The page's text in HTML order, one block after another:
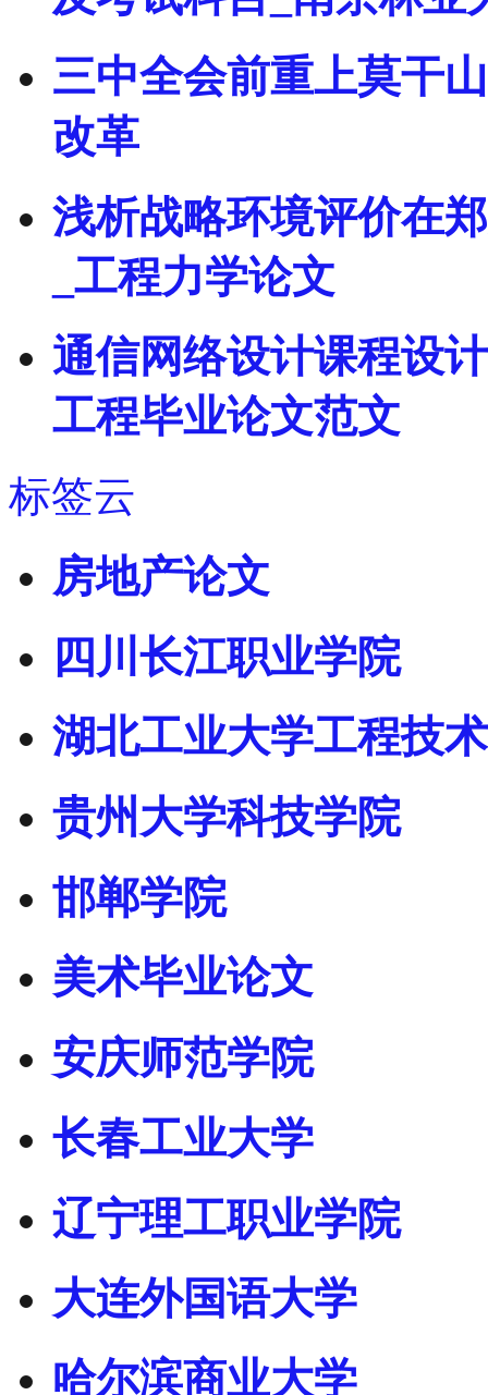
三中全会前重上莫干
改革
浅析战略环境评价在
_工程力学论文
通信网络设计课程设
工程毕业论文范文
标签云
房地产论文
四川长江职业学院
湖北工业大学工程技
贵州大学科技学院
邯郸学院
美术毕业论文
安庆师范学院
长春工业大学
辽宁理工职业学院
大连外国语大学
哈尔滨商业大学